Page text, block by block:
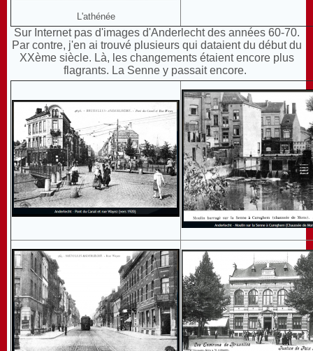
L'athénée
Sur Internet pas d'images d'Anderlecht des années 60-70.
Par contre, j'en ai trouvé plusieurs qui dataient du début du
XXème siècle. Là, les changements étaient encore plus
flagrants. La Senne y passait encore.